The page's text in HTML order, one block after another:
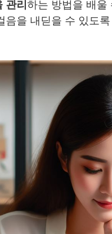
관리하는 방법을 배울
음을 내딛을 수 있도